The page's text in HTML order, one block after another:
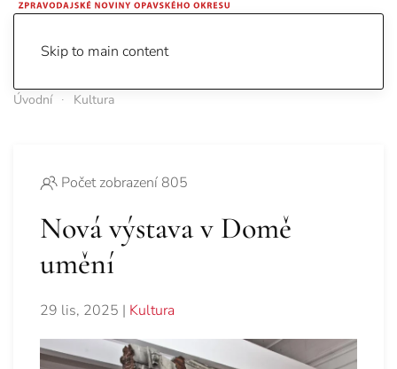
Skip to main content
Úvodní Kultura
Počet zobrazení 805
Nová výstava v Domě
umění
29 lis, 2025 | Kultura